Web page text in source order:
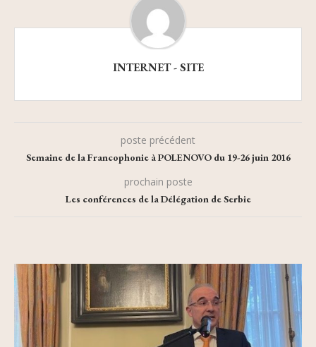
INTERNET - SITE
poste précédent
Semaine de la Francophonie à POLENOVO du 19-26 juin 2016
prochain poste
Les conférences de la Délégation de Serbie